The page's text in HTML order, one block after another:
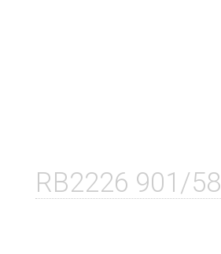
RB2226 901/58